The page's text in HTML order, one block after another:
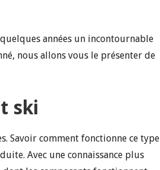
années un incontournable
nous allons vous le présenter de
ski
Savoir comment fonctionne ce type
Avec une connaissance plus